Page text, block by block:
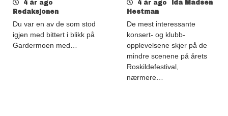
4 år ago
Redaksjonen
Du var en av de som stod
igjen med bittert i blikk på
Gardermoen med…
4 år ago
Ida Madsen
Hestman
De mest interessante
konsert- og klubb-
opplevelsene skjer på de
mindre scenene på årets
Roskildefestival,
nærmere…